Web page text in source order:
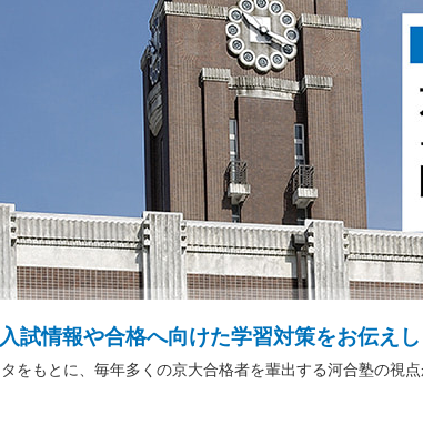
試情報や合格へ向けた学習対策をお伝えし
をもとに、毎年多くの京大合格者を輩出する河合塾の視